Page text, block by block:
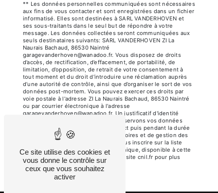
** Les données personnelles communiquées sont nécessaires
aux fins de vous contacter et sont enregistrées dans un fichier
informatisé. Elles sont destinées à SARL VANDERHOVEN et
ses sous-traitants dans le seul but de répondre à votre
message. Les données collectées seront communiquées aux
seuls destinataires suivants: SARL VANDERHOVEN ZI La
Naurais Bachaud, 86530 Naintré
garagevanderhoven@wanadoo.fr. Vous disposez de droits
d’accès, de rectification, d’effacement, de portabilité, de
limitation, d’opposition, de retrait de votre consentement à
tout moment et du droit d’introduire une réclamation auprès
d’une autorité de contrôle, ainsi que d’organiser le sort de vos
données post-mortem. Vous pouvez exercer ces droits par
voie postale à l'adresse ZI La Naurais Bachaud, 86530 Naintré
ou par courrier électronique à l'adresse
garagevanderhoven@wanadoo.fr. Un justificatif d'identité
pourra vous être demandé. Nous conservons vos données
pendant la période de prise de contact puis pendant la durée
de prescription légale aux fins probatoires et de gestion des
contentieux. Vous avez le droit de vous inscrire sur la liste
d'opposition au démarchage téléphonique, disponible à cette
adresse:
Bloctel.gouv.fr. Consultez le site cnil.fr pour plus
d’informations sur vos droits.
Ce site utilise des cookies et
vous donne le contrôle sur
ceux que vous souhaitez
activer